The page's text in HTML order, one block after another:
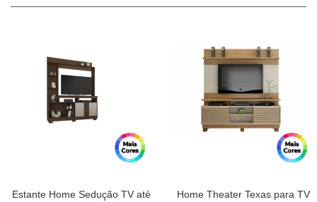
Estante Home Sedução TV até
Home Theater Texas para TV